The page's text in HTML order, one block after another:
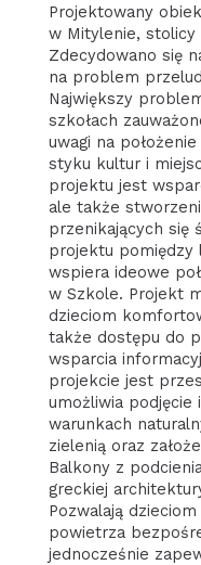
Projektowany
w Mitylenie, stolicy
Zdecydowano się
na problem
Największy
szkołach
uwagi na
styku kultur i
projektu jest
ale także
przenikających się
projektu pomiędzy
wspiera ideowe
w Szkole. Projekt
dzieciom
także dostępu do
wsparcia
projekcie jest
umożliwia podjęcie
warunkach
zielenią oraz
Balkony z
greckiej
Pozwalają
powietrza
jednocześnie